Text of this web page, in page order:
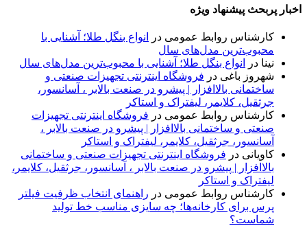
اخبار پربحث پیشنهاد ویژه
کارشناس روابط عمومی در
انواع بنگل طلا؛ آشنایی با
محبوب‌ترین مدل‌های سال
نینا در
انواع بنگل طلا؛ آشنایی با محبوب‌ترین مدل‌های سال
شهروز باغی در فروشگاه اینترنتی تجهیزات صنعتی و
ساختمانی بالاافزار | پیشرو در صنعت بالابر ، آسانسور،
جرثقیل، کلایمر، لیفتراک و استاکر
کارشناس روابط عمومی در فروشگاه اینترنتی تجهیزات
صنعتی و ساختمانی بالاافزار | پیشرو در صنعت بالابر ،
آسانسور، جرثقیل، کلایمر، لیفتراک و استاکر
کاویانی در فروشگاه اینترنتی تجهیزات صنعتی و ساختمانی
بالاافزار | پیشرو در صنعت بالابر ، آسانسور، جرثقیل، کلایمر،
لیفتراک و استاکر
کارشناس روابط عمومی در راهنمای انتخاب ظرفیت فیلتر
پرس برای کارخانه‌ها؛ چه سایزی مناسب خط تولید
شماست؟